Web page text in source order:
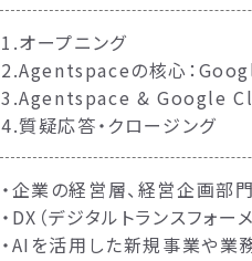
1.オープニング
2.Agentspaceの核心：
3.Agentspace & Google
4.質疑応答・クロージング
・企業の経営層、経営企画部
・DX（デジタルトランスフォ
・AIを活用した新規事業や業